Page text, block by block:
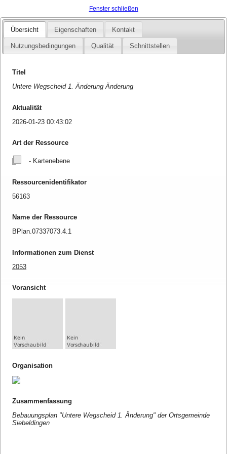
Fenster schließen
Übersicht Eigenschaften Kontakt
Nutzungsbedingungen Qualität Schnittstellen
Titel
Untere Wegscheid 1. Änderung Änderung
Aktualität
2026-01-23 00:43:02
Art der Ressource
- Kartenebene
Ressourcenidentifikator
56163
Name der Ressource
BPlan.07337073.4.1
Informationen zum Dienst
2053
Voransicht
Organisation
Zusammenfassung
Bebauungsplan "Untere Wegscheid 1. Änderung" der Ortsgemeinde
Siebeldingen